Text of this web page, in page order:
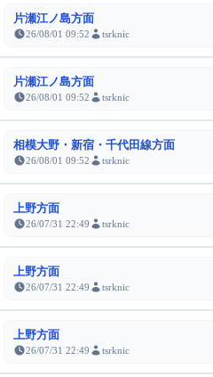
片瀬江ノ島方面
26/08/01 09:52 tsrknic
片瀬江ノ島方面
26/08/01 09:52 tsrknic
相模大野・新宿・千代田線方面
26/08/01 09:52 tsrknic
上野方面
26/07/31 22:49 tsrknic
上野方面
26/07/31 22:49 tsrknic
上野方面
26/07/31 22:49 tsrknic